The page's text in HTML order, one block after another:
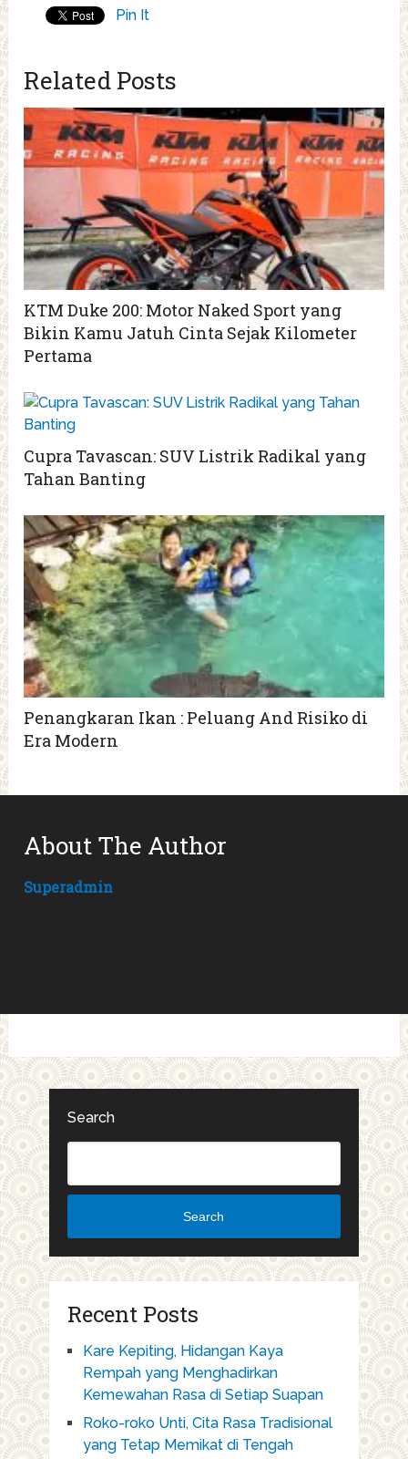
Pin It
Related Posts
KTM Duke 200: Motor Naked Sport yang
Bikin Kamu Jatuh Cinta Sejak Kilometer
Pertama
Cupra Tavascan: SUV Listrik Radikal yang
Tahan Banting
Penangkaran Ikan : Peluang And Risiko di
Era Modern
About The Author
Superadmin
Search
Search
Recent Posts
Kare Kepiting, Hidangan Kaya
Rempah yang Menghadirkan
Kemewahan Rasa di Setiap Suapan
Roko-roko Unti, Cita Rasa Tradisional
yang Tetap Memikat di Tengah